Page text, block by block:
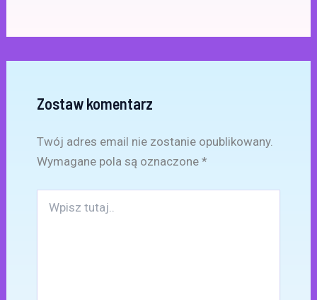
Zostaw komentarz
Twój adres email nie zostanie opublikowany.
Wymagane pola są oznaczone *
tutaj..